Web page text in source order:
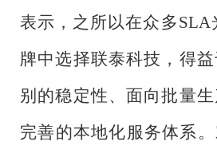
表示，之所以在众多SLA
牌中选择联泰科技，得
别的稳定性、面向批量
完善的本地化服务体系